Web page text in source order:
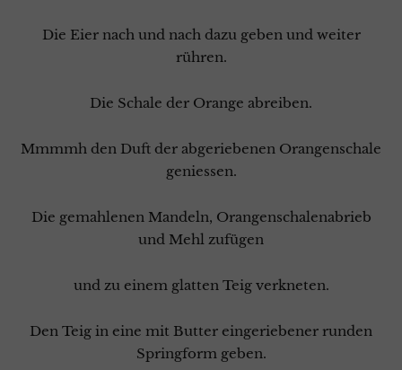
Die Eier nach und nach dazu geben und weiter
rühren.
Die Schale der Orange abreiben.
Mmmmh den Duft der abgeriebenen Orangenschale
geniessen.
Die gemahlenen Mandeln, Orangenschalenabrieb
und Mehl zufügen
und zu einem glatten Teig verkneten.
Den Teig in eine mit Butter eingeriebener runden
Springform geben.